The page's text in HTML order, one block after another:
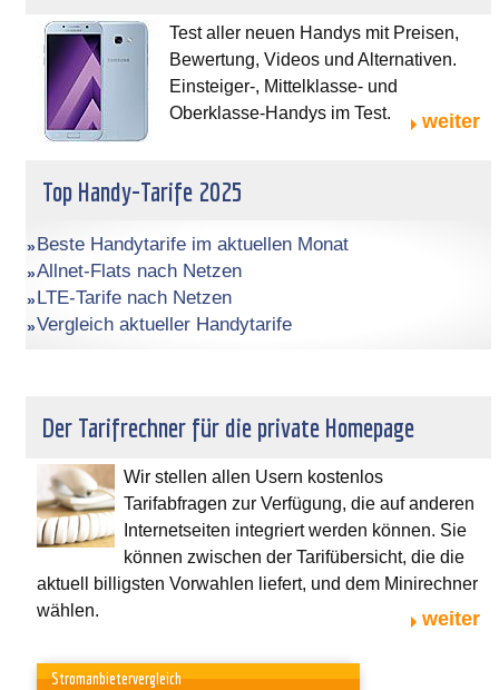
Test aller neuen Handys mit Preisen,
Bewertung, Videos und Alternativen.
Einsteiger-, Mittelklasse- und
Oberklasse-Handys im Test.
weiter
Top Handy-Tarife 2025
Beste Handytarife im aktuellen Monat
Allnet-Flats nach Netzen
LTE-Tarife nach Netzen
Vergleich aktueller Handytarife
Der Tarifrechner für die private Homepage
Wir stellen allen Usern kostenlos
Tarifabfragen zur Verfügung, die auf anderen
Internetseiten integriert werden können. Sie
können zwischen der Tarifübersicht, die die
aktuell billigsten Vorwahlen liefert, und dem Minirechner
wählen.
weiter
Stromanbietervergleich